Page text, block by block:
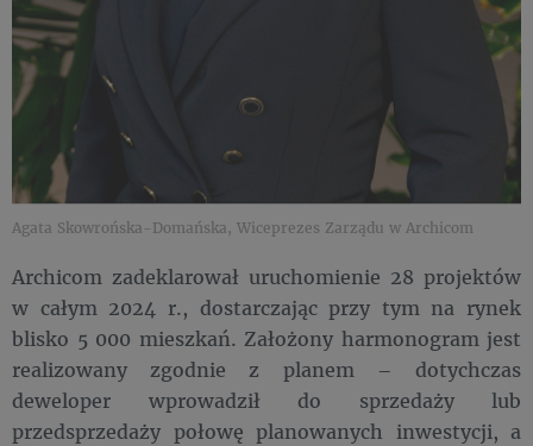
Agata Skowrońska-Domańska, Wiceprezes Zarządu w Archicom
Archicom zadeklarował uruchomienie 28 projektów
w całym 2024 r., dostarczając przy tym na rynek
blisko 5 000 mieszkań. Założony harmonogram jest
realizowany zgodnie z planem – dotychczas
deweloper wprowadził do sprzedaży lub
przedsprzedaży połowę planowanych inwestycji, a